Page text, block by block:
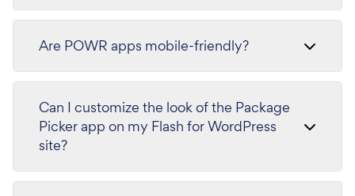
Are POWR apps mobile-friendly?
Can I customize the look of the Package
Picker app on my Flash for WordPress
site?